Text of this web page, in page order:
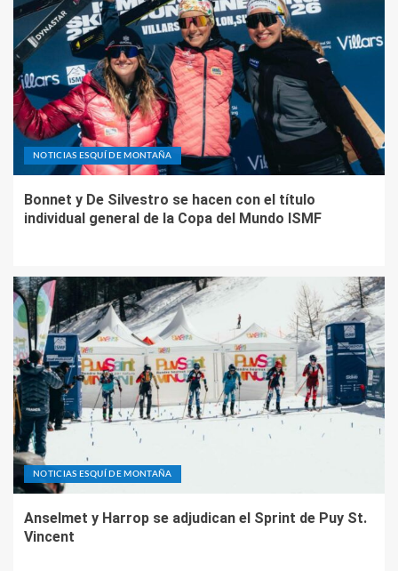
NOTICIAS ESQUÍ DE MONTAÑA
Bonnet y De Silvestro se hacen con el título
individual general de la Copa del Mundo ISMF
NOTICIAS ESQUÍ DE MONTAÑA
Anselmet y Harrop se adjudican el Sprint de Puy St.
Vincent